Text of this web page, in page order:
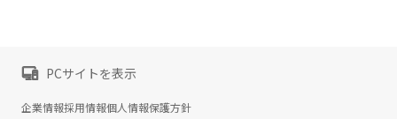
PCサイトを表示
企業情報採用情報個人情報保護方針